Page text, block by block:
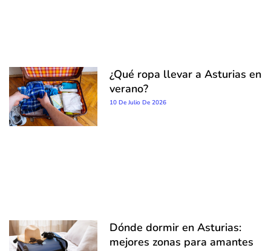
¿Qué ropa llevar a Asturias en
verano?
10 De Julio De 2026
Dónde dormir en Asturias:
mejores zonas para amantes